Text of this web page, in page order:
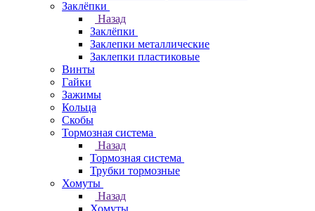
Заклёпки
Назад
Заклёпки
Заклепки металлические
Заклепки пластиковые
Винты
Гайки
Зажимы
Кольца
Скобы
Тормозная система
Назад
Тормозная система
Трубки тормозные
Хомуты
Назад
Хомуты